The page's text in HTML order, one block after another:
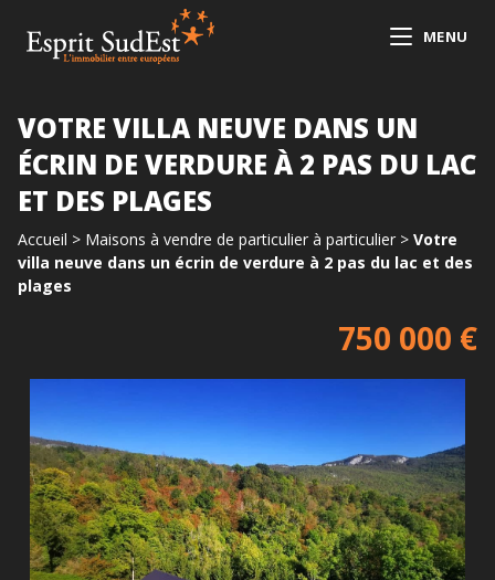
MENU
VOTRE VILLA NEUVE DANS UN
ÉCRIN DE VERDURE À 2 PAS DU LAC
ET DES PLAGES
Accueil > Maisons à vendre de particulier à particulier > Votre
villa neuve dans un écrin de verdure à 2 pas du lac et des
plages
750 000 €